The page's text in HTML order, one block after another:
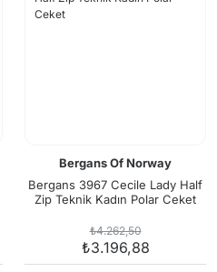
Bergans Of Norway
Bergans 3967 Cecile Lady Half
Zip Teknik Kadın Polar Ceket
₺4.262,50
₺3.196,88